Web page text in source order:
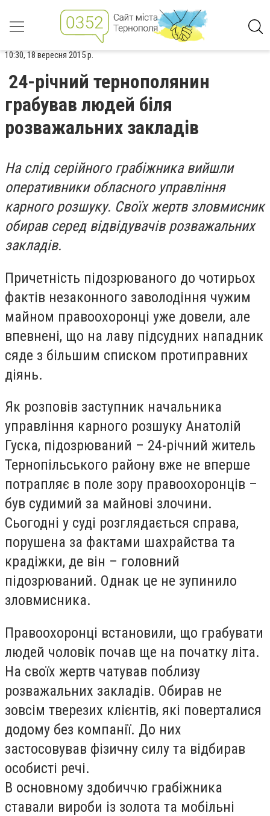
10:30, 18 вересня 2015 р.
24-річний тернополянин
грабував людей біля
розважальних закладів
На слід серійного грабіжника вийшли
оперативники обласного управління
карного розшуку. Своїх жертв зловмисник
обирав серед відвідувачів розважальних
закладів.
Причетність підозрюваного до чотирьох
фактів незаконного заволодіння чужим
майном правоохоронці уже довели, але
впевнені, що на лаву підсудних нападник
сяде з більшим списком протиправних
діянь.
Як розповів заступник начальника
управління карного розшуку Анатолій
Гуска, підозрюваний – 24-річний житель
Тернопільського району вже не вперше
потрапляє в поле зору правоохоронців –
був судимий за майнові злочини.
Сьогодні у суді розглядається справа,
порушена за фактами шахрайства та
крадіжки, де він – головний
підозрюваний. Однак це не зупинило
зловмисника.
Правоохоронці встановили, що грабувати
людей чоловік почав ще на початку літа.
На своїх жертв чатував поблизу
розважальних закладів. Обирав не
зовсім тверезих клієнтів, які поверталися
додому без компанії. До них
застосовував фізичну силу та відбирав
особисті речі.
В основному здобиччю грабіжника
ставали вироби із золота та мобільні